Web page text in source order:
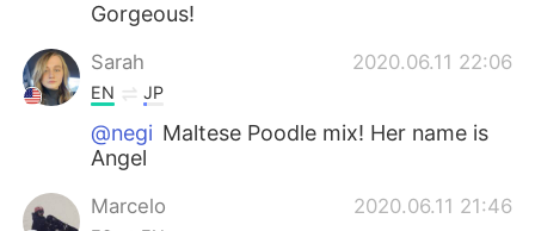
Gorgeous!
Sarah 2020.06.11 22:06
EN JP
@negi Maltese Poodle mix! Her name is
Angel
Marcelo 2020.06.11 21:46